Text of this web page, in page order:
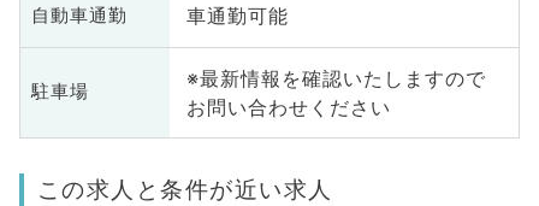
自動車通勤 車通勤可能
駐車場
※最新情報を確認いたしますので
お問い合わせください
この求人と条件が近い求人